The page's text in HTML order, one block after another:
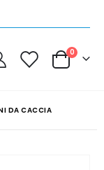
Cart
0
DA CACCIA